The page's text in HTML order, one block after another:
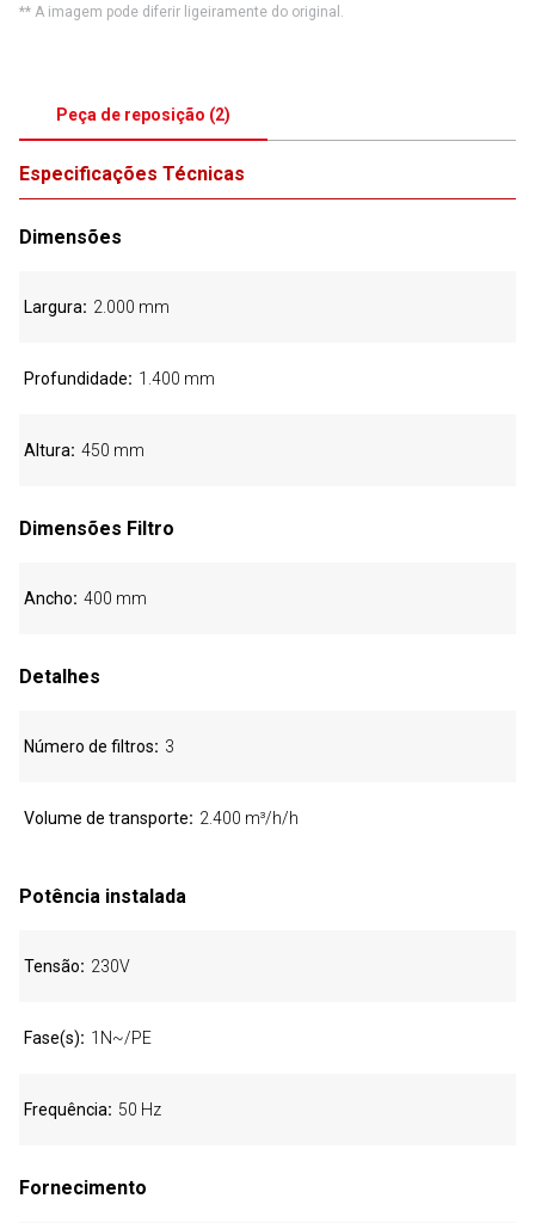
** A imagem pode diferir ligeiramente do original.
Peça de reposição (2)
Especificações Técnicas
Dimensões
Largura 2.000 mm
Profundidade 1.400 mm
Altura 450 mm
Dimensões Filtro
Ancho 400 mm
Detalhes
Número de filtros 3
Volume de transporte 2.400 m³/h/h
Potência instalada
Tensão 230V
Fase(s) 1N~/PE
Frequência 50 Hz
Fornecimento